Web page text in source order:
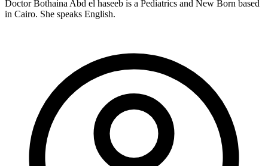
Doctor Bothaina Abd el haseeb is a Pediatrics and New Born based
in Cairo. She speaks English.